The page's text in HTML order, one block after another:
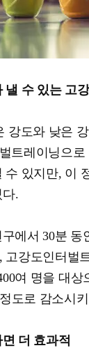
낼 수 있는 고
강도와 낮은
트레이닝으
있지만, 이
다.
에서 30분
강도인터벌
여 명을 대
도로 감소시
더 효과적